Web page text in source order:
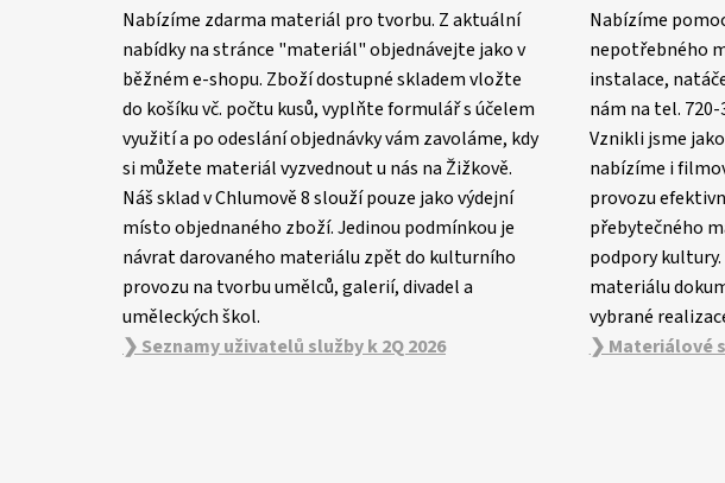
Nabízíme zdarma materiál pro tvorbu. Z aktuální
nabídky na stránce "materiál" objednávejte jako v
běžném e-shopu. Zboží dostupné skladem vložte
do košíku vč. počtu kusů, vyplňte formulář s účelem
využití a po odeslání objednávky vám zavoláme, kdy
si můžete materiál vyzvednout u nás na Žižkově.
Náš sklad v Chlumově 8 slouží pouze jako výdejní
místo objednaného zboží. Jedinou podmínkou je
návrat darovaného materiálu zpět do kulturního
provozu na tvorbu umělců, galerií, divadel a
uměleckých škol.
❯ Seznamy uživatelů služby k 2Q 2026
Nabízíme
nepotřebného
instalace,
nám na tel.
Vznikli jsme
nabízíme i
provozu
přebytečného
podpory
materiálu
vybrané
❯ Materiálové